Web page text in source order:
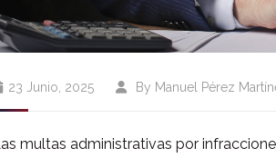
23 Junio, 2025 By Manuel Pérez
multas administrativas por